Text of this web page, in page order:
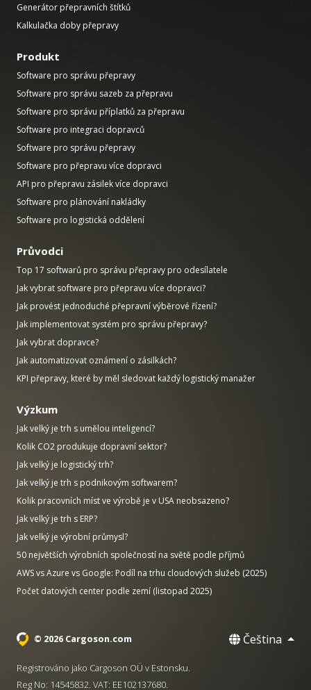
Generátor přepravních štítků
Kalkulačka doby přepravy
Produkt
Software pro správu přepravy
Software pro správu sazeb za přepravu
Software pro správu příplatků za přepravu
Software pro integraci dopravců
Software pro správu přepravy
Software pro přepravu více dopravci
API pro přepravu zásilek více dopravci
Software pro plánování nakládky
Software pro logistická oddělení
Průvodci
Top 17 softwarů pro správu přepravy pro odesílatele
Jak vybrat software pro přepravu více dopravci?
Jak provést jednoduché přepravní výběrové řízení?
Jak implementovat systém pro správu přepravy?
Jak vybrat dopravce?
Jak automatizovat oznámení o zásilkách?
KPI přepravy, které by měl sledovat každý logistický manažer
Výzkum
Jak velký je trh s umělou inteligencí?
Kolik CO2 produkuje dopravní sektor?
Jak velký je logistický trh?
Jak velký je trh s podnikovým softwarem?
Kolik pracovních míst ve výrobě je v USA neobsazeno?
Jak velký je trh s ERP?
Jak velký je výrobní průmysl?
50 největších výrobních společností na světě podle příjmů
AWS vs Azure vs Google: Podíl na trhu cloudových služeb (2025)
Počet datových center podle zemí (listopad 2025)
© 2026 Cargoson.com Čeština
Registrováno jako Cargoson OÜ v Estonsku.
Reg No: 14545832. VAT: EE102137680.